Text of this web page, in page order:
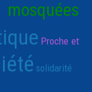
mosquées
Proche et
solidarité